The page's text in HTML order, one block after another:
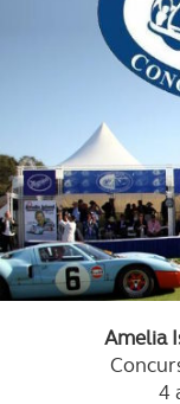
Amelia
4